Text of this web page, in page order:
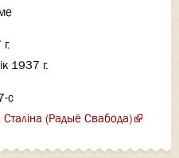
1937 г.
с
Сталіна (Радыё Свабода)